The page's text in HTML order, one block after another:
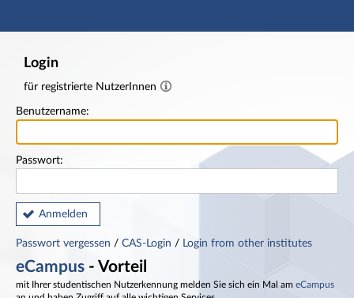
Hauptnavigation
Login
für registrierte NutzerInnen
Benutzername:
Passwort:
Anmelden
Passwort vergessen / CAS-Login / Login from other institutes
eCampus - Vorteil
mit Ihrer studentischen Nutzerkennung melden Sie sich ein Mal am eCampus